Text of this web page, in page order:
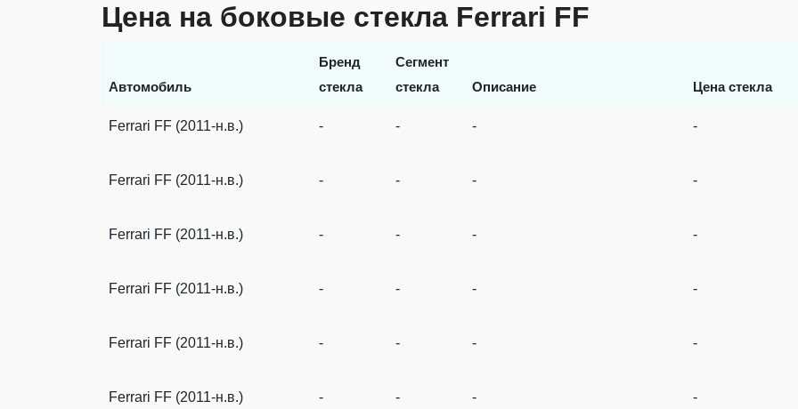
Цена на боковые стекла Ferrari FF
Автомобиль
Бренд
стекла
Сегмент
стекла
Описание Цена стекла
Ferrari FF (2011-н.в.) - - - -
Ferrari FF (2011-н.в.) - - - -
Ferrari FF (2011-н.в.) - - - -
Ferrari FF (2011-н.в.) - - - -
Ferrari FF (2011-н.в.) - - - -
Ferrari FF (2011-н.в.) - - - -